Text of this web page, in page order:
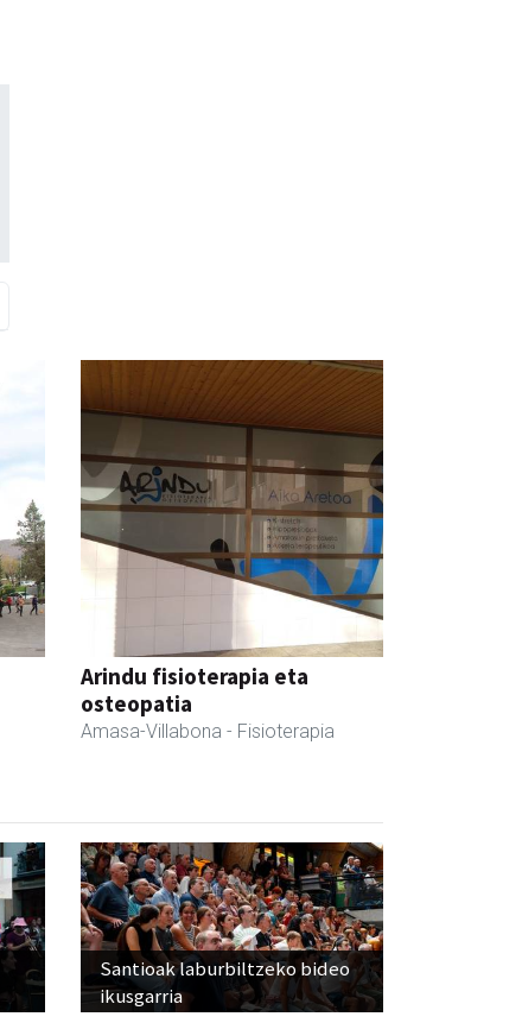
Arindu fisioterapia eta
osteopatia
Amasa-Villabona - Fisioterapia
Santioak laburbiltzeko bideo
ikusgarria